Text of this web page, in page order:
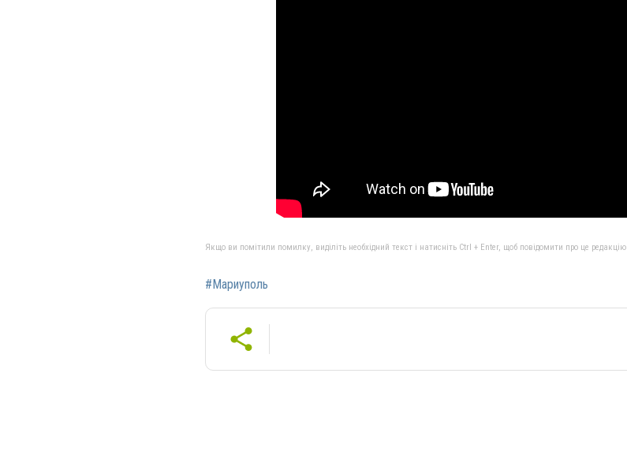
Якщо ви помітили помилку, виділіть необхідний текст і натисніть Ctrl + Enter, щоб повідомити про це редакцію
#Мариуполь